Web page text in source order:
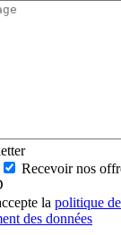
Recevoir nos
la politique
des données